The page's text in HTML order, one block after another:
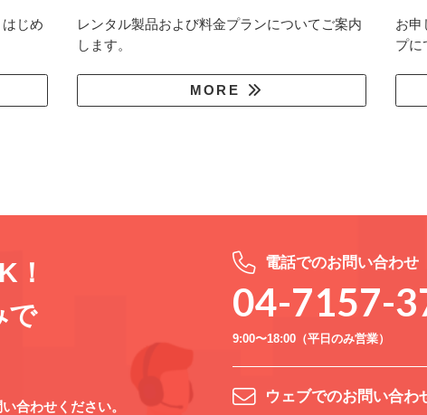
じめ
レンタル製品および料金プランについてご案内
します。
MORE
お申
プに
！
で
合わせください。
電話でのお問い合わせ
04-7157-
9:00〜18:00（平日のみ営業）
ウェブでのお問い合わ